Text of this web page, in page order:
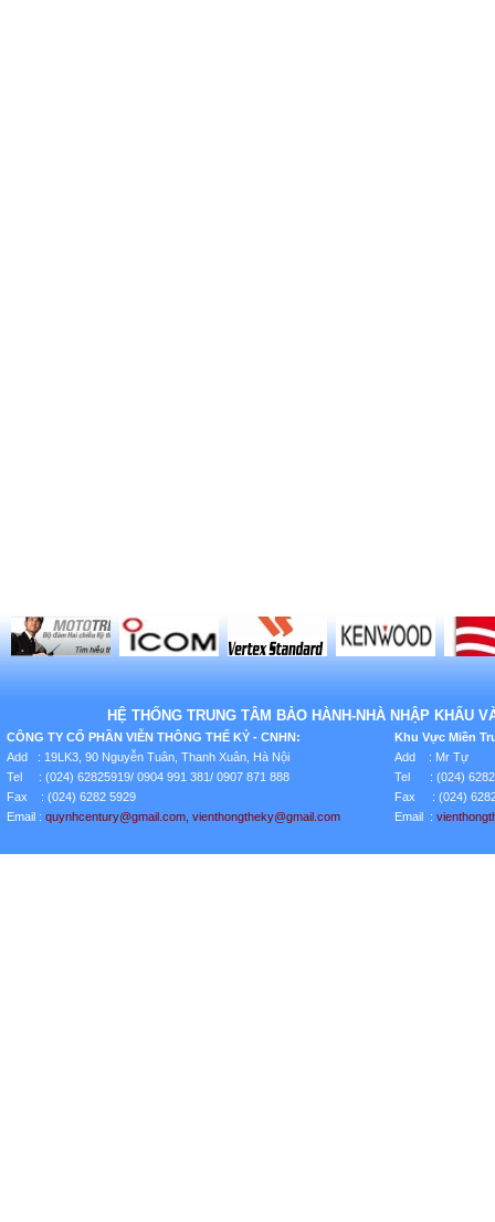
HỆ THỐNG TRUNG TÂM BẢO HÀNH-NHÀ NHẬP KHẨU
CÔNG TY CỔ PHẦN VIỄN THÔNG THẾ KỶ - CNHN:
Add : 19LK3, 90 Nguyễn Tuân, Thanh Xuân, Hà Nội
Tel : (024) 62825919/ 0904 991 381/ 0907 871 888
Fax : (024) 6282 5929
Email : quynhcentury@gmail.com , vienthongtheky@gmail.com
Khu Vực Miền
Add : Mr Tự
Tel : (024)
Fax : (024)
Email :